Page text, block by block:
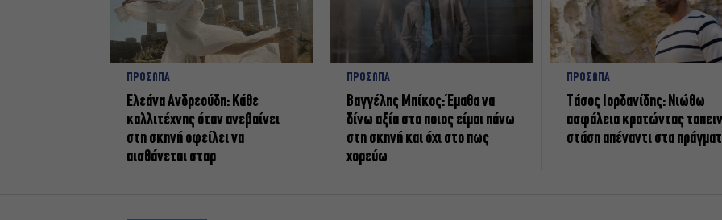
ΠΡΟΣΩΠΑ
Ελεάνα Ανδρεούδη: Κάθε
καλλιτέχνης όταν ανεβαίνει
στη σκηνή οφείλει να
αισθάνεται σταρ
ΠΡΟΣΩΠΑ
Βαγγέλης Μπίκος: Έμαθα να
δίνω αξία στο ποιος είμαι πάνω
στη σκηνή και όχι στο πως
χορεύω
ΠΡΟΣΩΠΑ
Tάσος Ιορδανίδης: Νιώθω
ασφάλεια κρατώντας
στάση απέναντι στα